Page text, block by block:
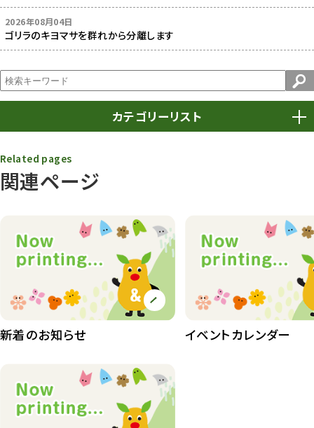
2026年08月04日
ゴリラのキヨマサを群れから分離します
カテゴリーリスト
動物園
動物園その他 117
植物園 510
植物たち 407
植物園長の庭
桜情報
紅葉情報
関連ページ
Related pages
新着のお知らせ イベントカレンダー